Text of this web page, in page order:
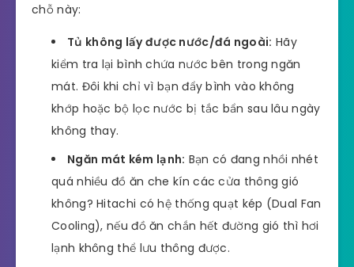
chỗ này:
Tủ không lấy được nước/đá ngoài: Hãy
kiểm tra lại bình chứa nước bên trong ngăn
mát. Đôi khi chỉ vì bạn đẩy bình vào không
khớp hoặc bộ lọc nước bị tắc bẩn sau lâu ngày
không thay.
Ngăn mát kém lạnh: Bạn có đang nhồi nhét
quá nhiều đồ ăn che kín các cửa thông gió
không? Hitachi có hệ thống quạt kép (Dual Fan
Cooling), nếu đồ ăn chắn hết đường gió thì hơi
lạnh không thể lưu thông được.